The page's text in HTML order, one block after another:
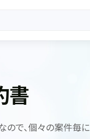
書
で、個々の案件毎に